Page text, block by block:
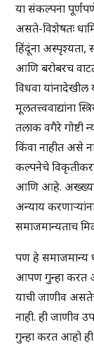
या संकल्पना
असते-विशेषतः
हिंदूंना अस्पृश्यता,
आणि बरोबरच
विधवा यांनादेखील
मूलतत्त्ववाद्यांना
तलाक वगैरे गोष्टी
किंवा नाहीत असे
कल्पनेचे
आणि आहे. अख्ख्या
अन्याय
समाजमान्यताच
पण हे समाजमान्य
आपण गुन्हा करत
याची जाणीव
नाही. ही जाणीव
गुन्हा करत आहो